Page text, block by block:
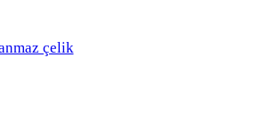
çelik